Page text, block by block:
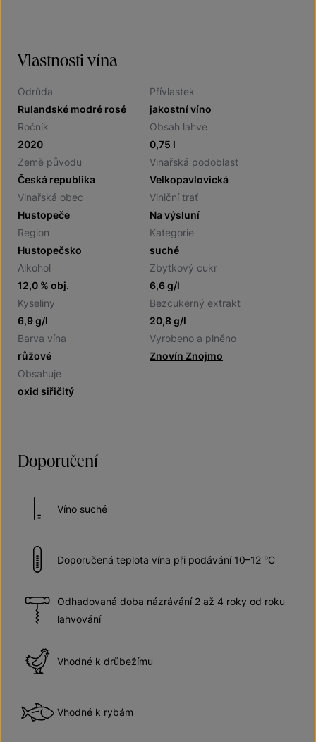
Vlastnosti vína
Odrůda
Rulandské modré rosé
Přívlastek
jakostní víno
Ročník
2020
Obsah lahve
0,75 l
Země původu
Česká republika
Vinařská podoblast
Velkopavlovická
Vinařská obec
Hustopeče
Viniční trať
Na výsluní
Region
Hustopečsko
Kategorie
suché
Alkohol
12,0 % obj.
Zbytkový cukr
6,6 g/l
Kyseliny
6,9 g/l
Bezcukerný extrakt
20,8 g/l
Barva vína
růžové
Vyrobeno a plněno
Znovín Znojmo
Obsahuje
oxid siřičitý
Doporučení
Víno suché
Doporučená teplota vína při podávání 10–12 °C
Odhadovaná doba názrávání 2 až 4 roky od roku
lahvování
Vhodné k drůbežímu
Vhodné k rybám